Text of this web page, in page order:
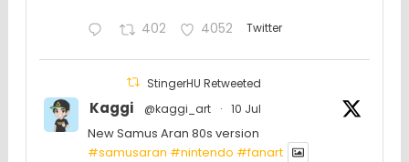
402 4052 Twitter
StingerHU Retweeted
Kaggi @kaggi_art · 10 Jul
New Samus Aran 80s version
#samusaran #nintendo #fanartㅤㅤㅤㅤ